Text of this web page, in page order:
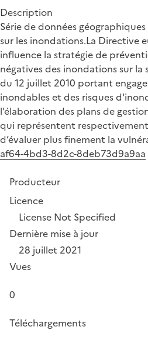
Description
Série de données
sur les inondations.La Directive
influence la stratégie de
négatives des inondations sur
du 12 juillet 2010 portant
inondables et des risques
l’élaboration des plans de
qui représentent
d’évaluer plus finement la
af64-4bd3-8d2c-8deb73d9a9aa
Producteur
Licence
License Not Specified
Dernière mise à jour
28 juillet 2021
Vues
0
Téléchargements